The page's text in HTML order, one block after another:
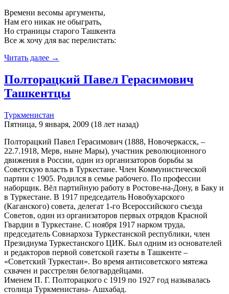
Времени весомы аргументы,
Нам его никак не обыграть,
Но страницы старого Ташкента
Все ж хочу для вас перелистать:
Читать далее →
Полторацкий Павел Герасимович
Ташкентцы
Туркменистан
Пятница, 9 января, 2009 (18 лет назад)
Полторацкий Павел Герасимович (1888, Новочеркасск, ‒
22.7.1918, Мерв, ныне Мары), участник революционного
движения в России, один из организаторов борьбы за
Советскую власть в Туркестане. Член Коммунистической
партии с 1905. Родился в семье рабочего. По профессии
наборщик. Вёл партийную работу в Ростове-на-Дону, в Баку и
в Туркестане. В 1917 председатель Новобухарского
(Каганского) совета, делегат 1-го Всероссийского съезда
Советов, один из организаторов первых отрядов Красной
Гвардии в Туркестане. С ноября 1917 нарком труда,
председатель Совнархоза Туркестанской республики, член
Президиума Туркестанского ЦИК. Был одним из основателей
и редакторов первой советской газеты в Ташкенте ‒
«Советский Туркестан». Во время антисоветского мятежа
схвачен и расстрелян белогвардейцами.
Именем П. Г. Полторацкого с 1919 по 1927 год называлась
столица Туркменистана- Ашхабад.